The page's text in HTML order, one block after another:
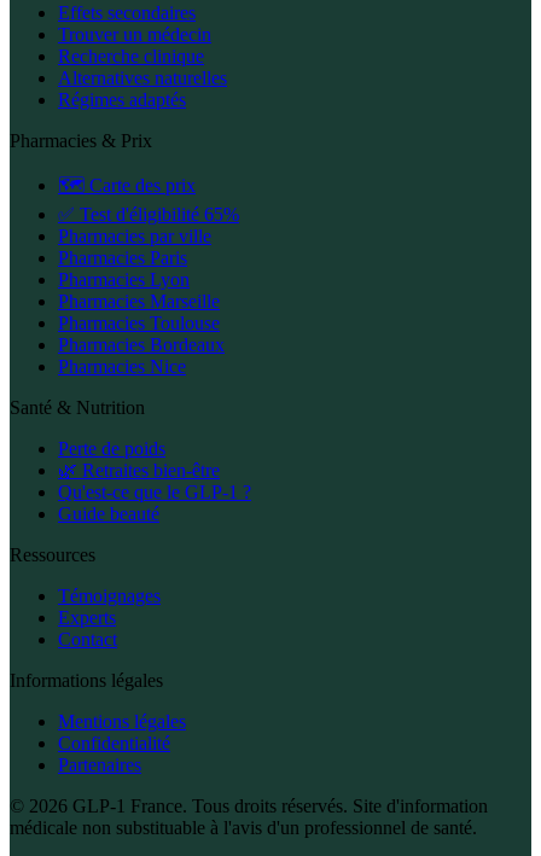
Effets secondaires
Trouver un médecin
Recherche clinique
Alternatives naturelles
Régimes adaptés
Pharmacies & Prix
🗺️ Carte des prix
✅ Test d'éligibilité 65%
Pharmacies par ville
Pharmacies Paris
Pharmacies Lyon
Pharmacies Marseille
Pharmacies Toulouse
Pharmacies Bordeaux
Pharmacies Nice
Santé & Nutrition
Perte de poids
🌿 Retraites bien-être
Qu'est-ce que le GLP-1 ?
Guide beauté
Ressources
Témoignages
Experts
Contact
Informations légales
Mentions légales
Confidentialité
Partenaires
© 2026 GLP-1 France. Tous droits réservés. Site d'information
médicale non substituable à l'avis d'un professionnel de santé.